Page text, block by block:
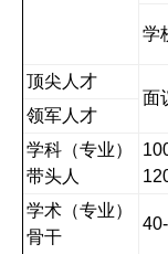
学
顶尖人才
面
领军人才
学科（专业）
带头人
学术（专业）
骨干